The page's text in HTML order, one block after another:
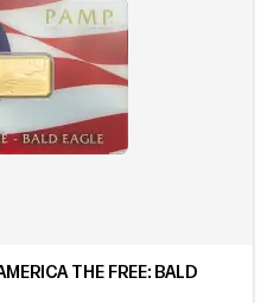
THE FREE: BALD